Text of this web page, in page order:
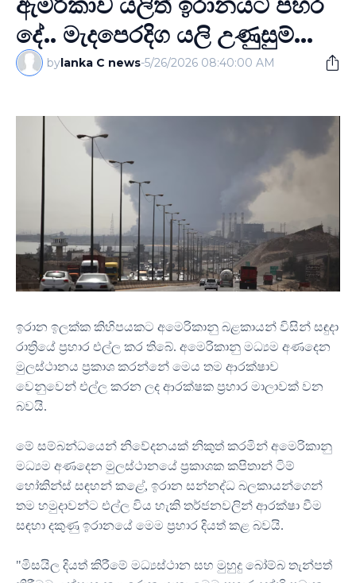
දේ.. මැදපෙරදිග යලි උණුසුම්...
bylanka C news-5/26/2026 08:40:00 AM
ඉරාන ඉලක්ක කිහිපයකට අමෙරිකානු බළකායන් විසින් සඳුදා
රාත්‍රියේ ප්‍රහාර එල්ල කර තිබේ. අමෙරිකානු මධ්‍යම අණදෙන
මුලස්ථානය ප්‍රකාශ කරන්නේ මෙය තම ආරක්ෂාව
වෙනුවෙන් එල්ල කරන ලද ආරක්ෂක ප්‍රහාර මාලාවක් වන
බවයි.
මේ සම්බන්ධයෙන් නිවේදනයක් නිකුත් කරමින් අමෙරිකානු
මධ්‍යම අණදෙන මුලස්ථානයේ ප්‍රකාශක කපිතාන් ටිම්
හෝකින්ස් සඳහන් කළේ, ඉරාන සන්නද්ධ බලකායන්ගෙන්
තම හමුදාවන්ට එල්ල විය හැකි තර්ජනවලින් ආරක්ෂා වීම
සඳහා දකුණු ඉරානයේ මෙම ප්‍රහාර දියත් කළ බවයි.
"මිසයිල දියත් කිරීමේ මධ්‍යස්ථාන සහ මුහුදු බෝම්බ තැන්පත්